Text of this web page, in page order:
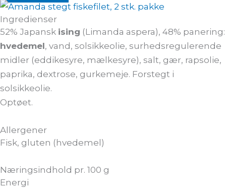
Ingredienser
52% Japansk ising (Limanda aspera), 48% panering:
hvedemel, vand, solsikkeolie, surhedsregulerende
midler (eddikesyre, mælkesyre), salt, gær, rapsolie,
paprika, dextrose, gurkemeje. Forstegt i
solsikkeolie.
Optøet.
Allergener
Fisk, gluten (hvedemel)
Næringsindhold pr. 100 g
Energi